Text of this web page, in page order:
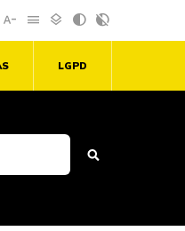
text_decrease menu layers contrast contrast_rtl_off
LGPD